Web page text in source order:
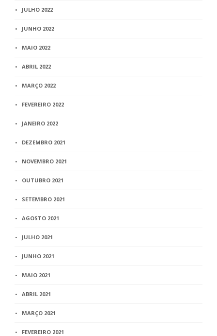
JULHO 2022
JUNHO 2022
MAIO 2022
ABRIL 2022
MARÇO 2022
FEVEREIRO 2022
JANEIRO 2022
DEZEMBRO 2021
NOVEMBRO 2021
OUTUBRO 2021
SETEMBRO 2021
AGOSTO 2021
JULHO 2021
JUNHO 2021
MAIO 2021
ABRIL 2021
MARÇO 2021
FEVEREIRO 2021